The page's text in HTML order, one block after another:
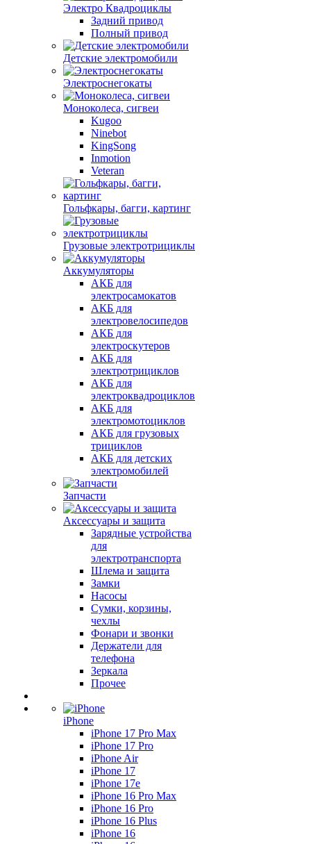
Электро Квадроциклы
Задний привод
Полный привод
Детские электромобили
Электроснегокаты
Моноколеса, сигвеи
Kugoo
Ninebot
KingSong
Inmotion
Veteran
Гольфкары, багги, картинг
Грузовые электротрициклы
Аккумуляторы
АКБ для
электросамокатов
АКБ для
электровелосипедов
АКБ для
электроскутеров
АКБ для
электротрициклов
АКБ для
электроквадроциклов
АКБ для
электромотоциклов
АКБ для грузовых
трициклов
АКБ для детских
электромобилей
Запчасти
Аксессуары и защита
Зарядные устройства
для
электротранспорта
Шлема и защита
Замки
Насосы
Сумки, корзины,
чехлы
Фонари и звонки
Держатели для
телефона
Зеркала
Прочее
iPhone
iPhone 17 Pro Max
iPhone 17 Pro
iPhone Air
iPhone 17
iPhone 17e
iPhone 16 Pro Max
iPhone 16 Pro
iPhone 16 Plus
iPhone 16